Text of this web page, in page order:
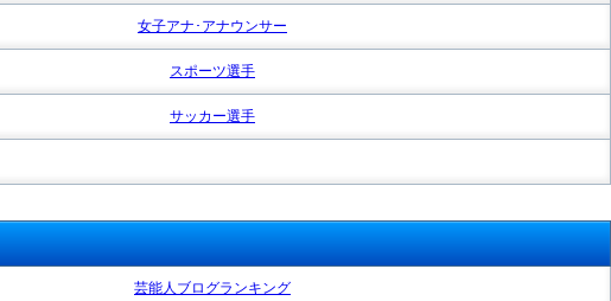
女子アナ･アナウンサー
スポーツ選手
サッカー選手
芸能人ブログランキング